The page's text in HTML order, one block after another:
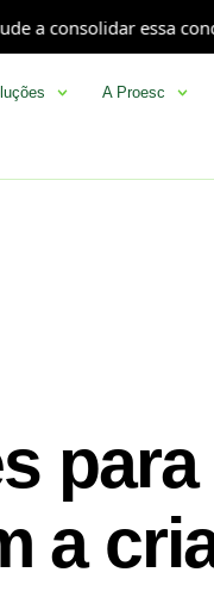
essa conquista na
A Proesc
a